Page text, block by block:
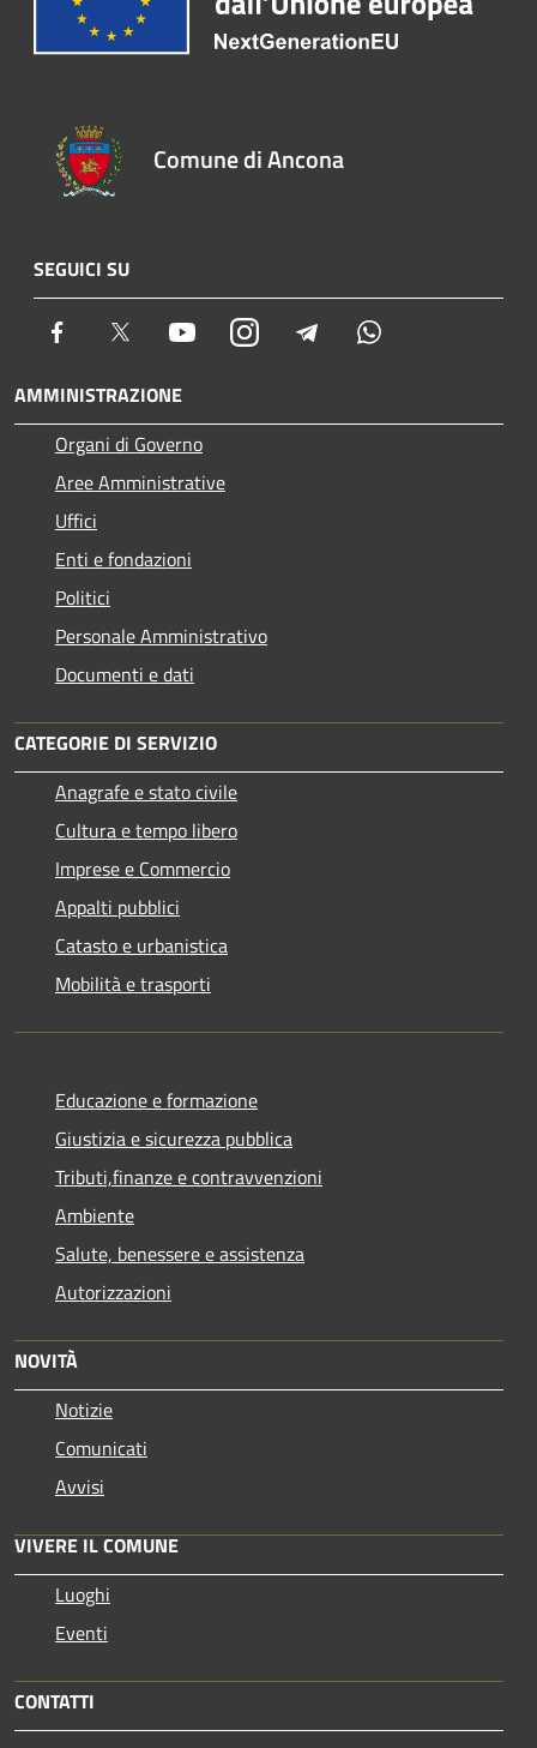
Comune di Ancona
SEGUICI SU
Facebook Twitter YoutubeInstagram Telegram
AMMINISTRAZIONE
Organi di Governo
Aree Amministrative
Uffici
Enti e fondazioni
Politici
Personale Amministrativo
Documenti e dati
CATEGORIE DI SERVIZIO
Anagrafe e stato civile
Cultura e tempo libero
Imprese e Commercio
Appalti pubblici
Catasto e urbanistica
Mobilità e trasporti
Educazione e formazione
Giustizia e sicurezza pubblica
Tributi,finanze e contravvenzioni
Ambiente
Salute, benessere e assistenza
Autorizzazioni
NOVITÀ
Notizie
Comunicati
Avvisi
VIVERE IL COMUNE
Luoghi
Eventi
CONTATTI